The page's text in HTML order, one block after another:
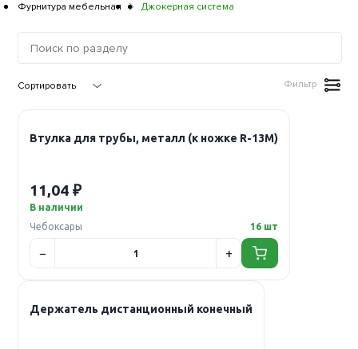
Фурнитура мебельная
Джокерная система
Фильтр
Втулка для трубы, металл (к ножке R-13М)
11,04 ₽
В наличии
Чебоксары
16 шт
Держатель дистанционный конечный